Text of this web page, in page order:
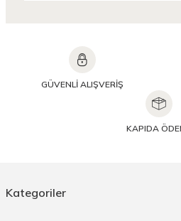
GÜVENLİ ALIŞVERİŞ
KAPIDA
Kategoriler